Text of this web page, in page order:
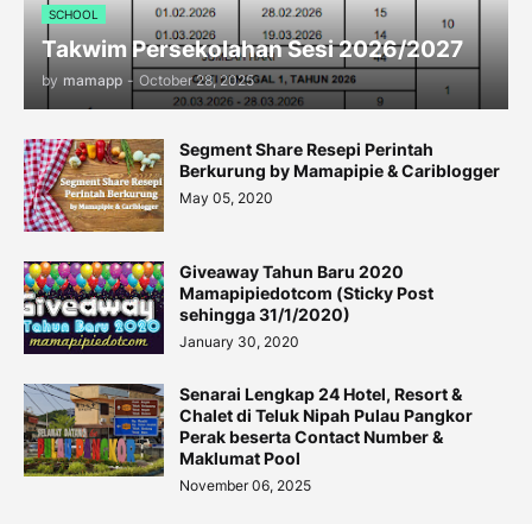
SCHOOL
Takwim Persekolahan Sesi 2026/2027
by mamapp - October 28, 2025
Segment Share Resepi Perintah
Berkurung by Mamapipie & Cariblogger
May 05, 2020
Giveaway Tahun Baru 2020
Mamapipiedotcom (Sticky Post
sehingga 31/1/2020)
January 30, 2020
Senarai Lengkap 24 Hotel, Resort &
Chalet di Teluk Nipah Pulau Pangkor
Perak beserta Contact Number &
Maklumat Pool
November 06, 2025